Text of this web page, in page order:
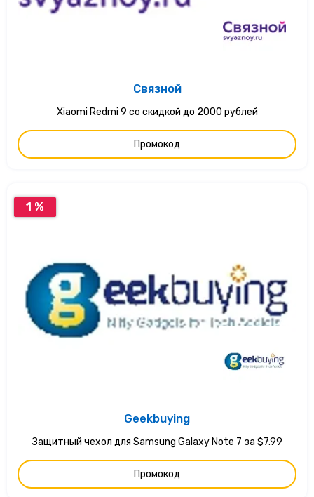
Связной
Xiaomi Redmi 9 со скидкой до 2000 рублей
Промокод
1 %
Geekbuying
Защитный чехол для Samsung Galaxy Note 7 за $7.99
Промокод